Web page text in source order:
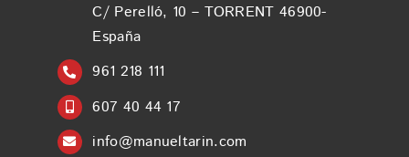
C/ Perelló, 10 – TORRENT 46900-
España
961 218 111
607 40 44 17
info@manueltarin.com